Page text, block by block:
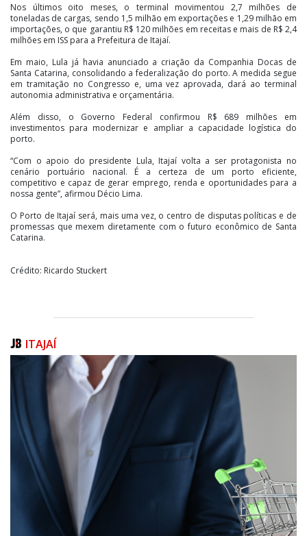
Nos últimos oito meses, o terminal movimentou 2,7 milhões de
toneladas de cargas, sendo 1,5 milhão em exportações e 1,29 milhão em
importações, o que garantiu R$ 120 milhões em receitas e mais de R$ 2,4
milhões em ISS para a Prefeitura de Itajaí.
Em maio, Lula já havia anunciado a criação da Companhia Docas de
Santa Catarina, consolidando a federalização do porto. A medida segue
em tramitação no Congresso e, uma vez aprovada, dará ao terminal
autonomia administrativa e orçamentária.
Além disso, o Governo Federal confirmou R$ 689 milhões em
investimentos para modernizar e ampliar a capacidade logística do
porto.
“Com o apoio do presidente Lula, Itajaí volta a ser protagonista no
cenário portuário nacional. É a certeza de um porto eficiente,
competitivo e capaz de gerar emprego, renda e oportunidades para a
nossa gente”, afirmou Décio Lima.
O Porto de Itajaí será, mais uma vez, o centro de disputas políticas e de
promessas que mexem diretamente com o futuro econômico de Santa
Catarina.
Crédito: Ricardo Stuckert
ITAJAÍ